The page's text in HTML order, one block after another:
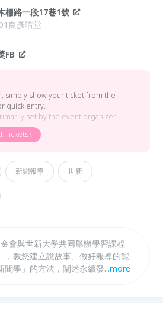
柵路一段17巷1號
良彥講堂
FB
simply show your ticket from the
quick entry.
set by the event organizer.
Tickets?
新聞報導 世新
會與世新大學共同舉辦學習課程
，教您建立說故事、做好報導的能
聞學」的方法，闡述永續發展議
課程皆報名並完課者，將頒發結
...more